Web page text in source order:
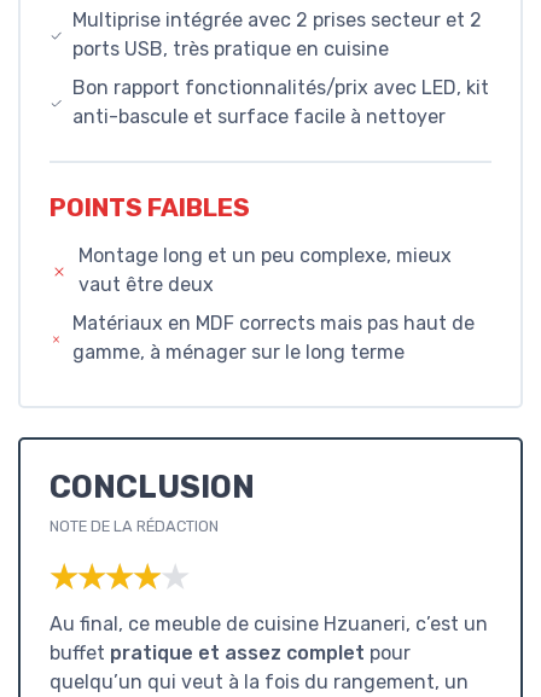
Multiprise intégrée avec 2 prises secteur et 2
ports USB, très pratique en cuisine
Bon rapport fonctionnalités/prix avec LED, kit
anti-bascule et surface facile à nettoyer
POINTS FAIBLES
Montage long et un peu complexe, mieux
vaut être deux
Matériaux en MDF corrects mais pas haut de
gamme, à ménager sur le long terme
CONCLUSION
NOTE DE LA RÉDACTION
★★★★★
★★★★★
Au final, ce meuble de cuisine Hzuaneri, c’est un
buffet pratique et assez complet pour
quelqu’un qui veut à la fois du rangement, un